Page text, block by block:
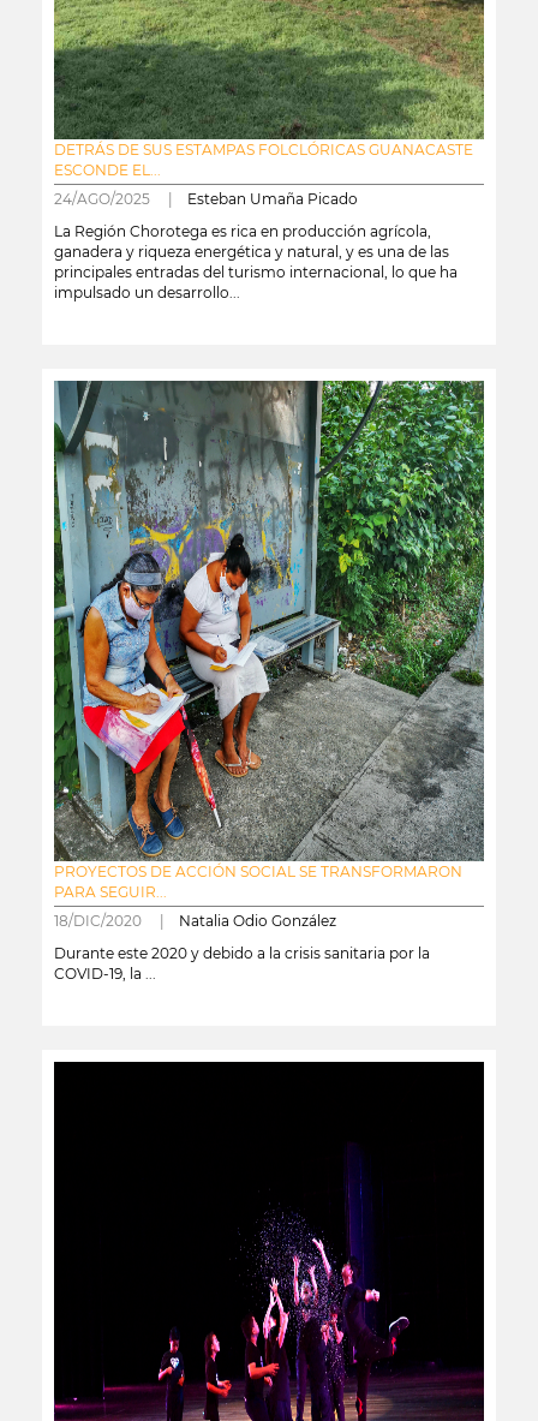
DETRÁS DE SUS ESTAMPAS FOLCLÓRICAS GUANACASTE
ESCONDE EL...
24/AGO/2025 | Esteban Umaña Picado
La Región Chorotega es rica en producción agrícola,
ganadera y riqueza energética y natural, y es una de las
principales entradas del turismo internacional, lo que ha
impulsado un desarrollo...
PROYECTOS DE ACCIÓN SOCIAL SE TRANSFORMARON
PARA SEGUIR...
18/DIC/2020 | Natalia Odio González
Durante este 2020 y debido a la crisis sanitaria por la
COVID-19, la ...